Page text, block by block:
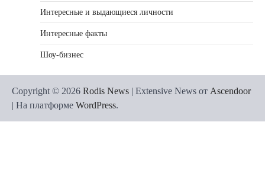
Интересные и выдающиеся личности
Интересные факты
Шоу-бизнес
Copyright © 2026 Rodis News | Extensive News от Ascendoor
| На платформе WordPress.